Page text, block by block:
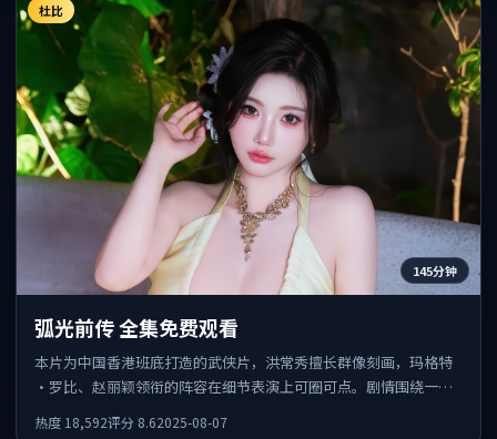
杜比
145分钟
弧光前传 全集免费观看
本片为中国香港班底打造的武侠片，洪常秀擅长群像刻画，玛格特
·罗比、赵丽颖领衔的阵容在细节表演上可圈可点。剧情围绕一场
热度 18,592评分 8.62025-08-07